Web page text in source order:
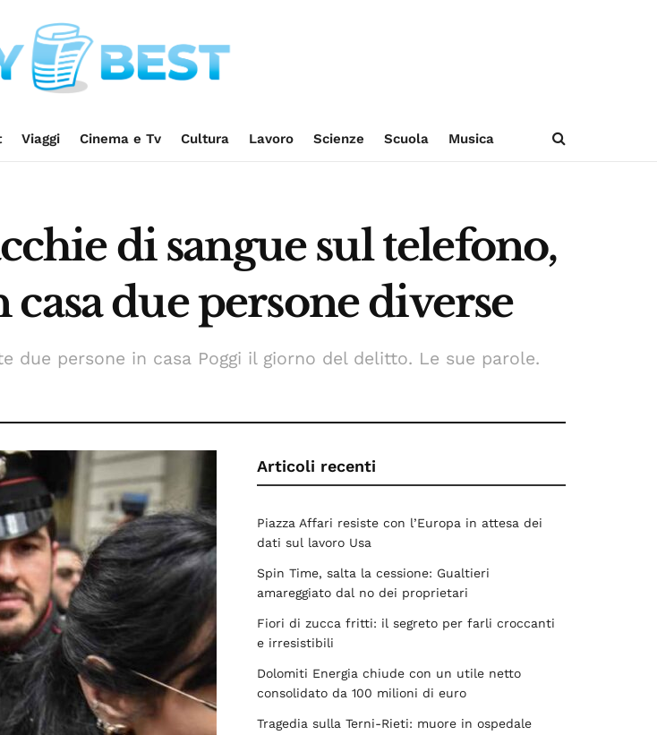
Viaggi Cinema e Tv Cultura Lavoro Scienze Scuola Musica
di sangue sul telefono,
casa due persone diverse
persone in casa Poggi il giorno del delitto. Le sue parole.
Articoli recenti
Piazza Affari resiste con l’Europa in attesa dei
dati sul lavoro Usa
Spin Time, salta la cessione: Gualtieri
amareggiato dal no dei proprietari
Fiori di zucca fritti: il segreto per farli croccanti
e irresistibili
Dolomiti Energia chiude con un utile netto
consolidato da 100 milioni di euro
Tragedia sulla Terni-Rieti: muore in ospedale